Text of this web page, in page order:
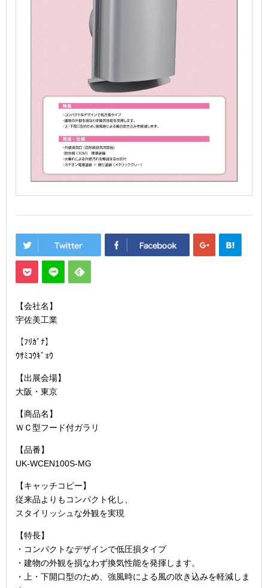
【会社名】
宇佐美工業
【ﾌﾘｶﾞﾅ】
ｳｻﾐｺｳｷﾞｮｳ
【出展会場】
大阪・東京
【商品名】
ＷＣ型フード付ガラリ
【品番】
UK-WCEN100S-MG
【キャッチコピー】
従来品よりもコンパクト化し、
スタイリッシュな外観を実現
【特長】
・コンパクトなデザインで低圧損タイプ
・建物の外観を損なわず換気性能を発揮します。
・上・下開口型のため、強風時による風の吹き込みを軽減しま